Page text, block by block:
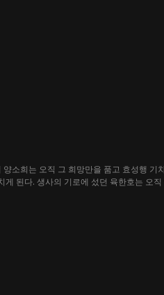
소희는 오직 그 희망만을 품고 효성행
게 된다. 생사의 기로에 섰던 육한호는 오